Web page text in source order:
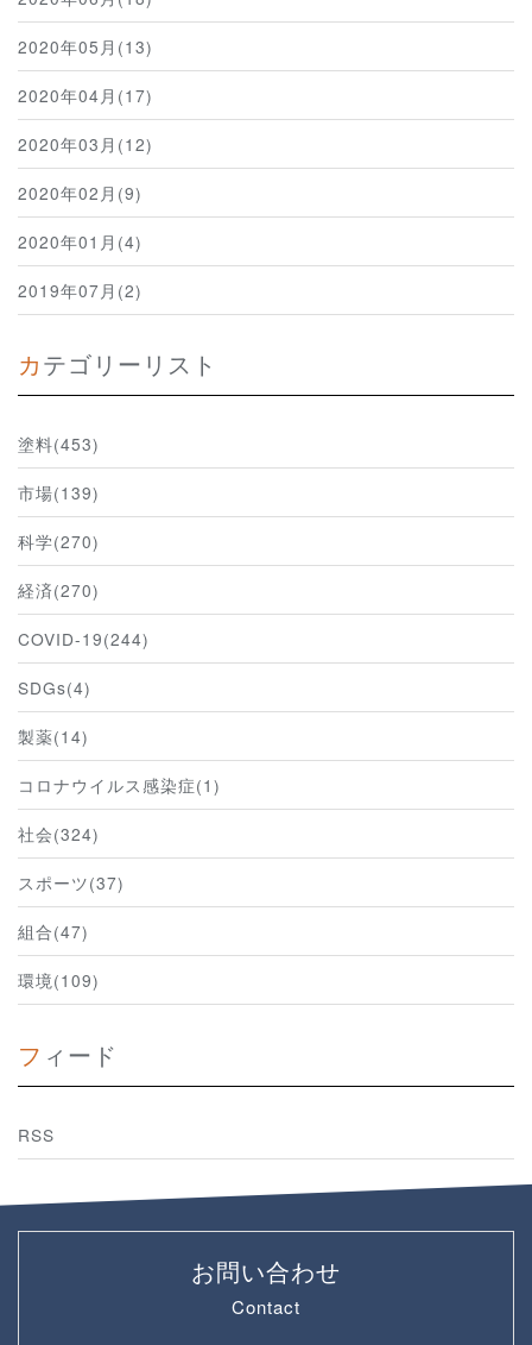
2020年05月(13)
2020年04月(17)
2020年03月(12)
2020年02月(9)
2020年01月(4)
2019年07月(2)
カテゴリーリスト
塗料(453)
市場(139)
科学(270)
経済(270)
COVID-19(244)
SDGs(4)
製薬(14)
コロナウイルス感染症(1)
社会(324)
スポーツ(37)
組合(47)
環境(109)
フィード
RSS
お問い合わせ
Contact